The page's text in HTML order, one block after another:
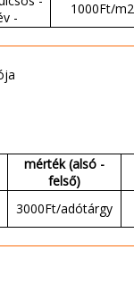
-
1000Ft/m2
mérték (alsó -
felső)
3000Ft/adótárgy